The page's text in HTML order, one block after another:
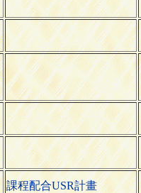
課程配合USR計畫